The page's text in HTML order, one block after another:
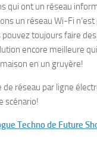
qui ont un réseau
un réseau Wi-Fi
pouvez toujours faire
encore meilleure
en un gruyère!
de réseau par ligne
scénario!
Techno de Future